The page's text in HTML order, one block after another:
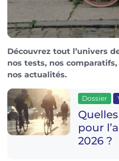
Découvrez tout l’univers
nos tests, nos
nos actualités.
Dossier
pour
2026 ?